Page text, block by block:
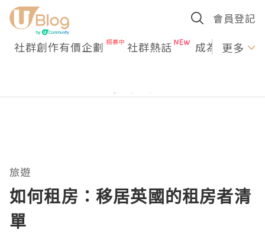
會員登記
社群創作有價企劃 社群熱話 成為U更多
旅遊
如何租房：移居英國的租房者清
單